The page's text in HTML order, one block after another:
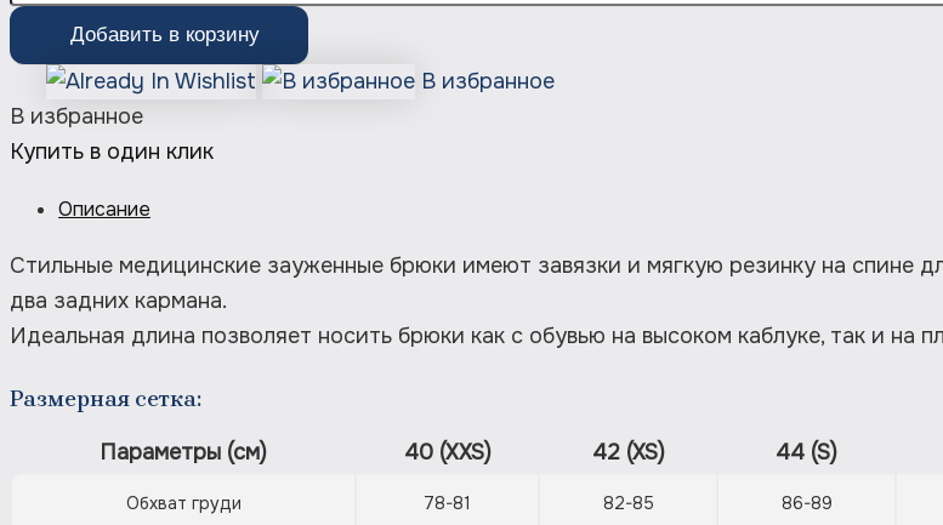
Добавить в корзину
В избранное
В избранное
Купить в один клик
Описание
Стильные медицинские зауженные брюки имеют завязки и мягкую резинку на спине
два задних кармана.
Идеальная длина позволяет носить брюки как с обувью на высоком каблуке, так и на
Размерная сетка:
Параметры (см)
40 (XXS) 42 (XS) 44 (S)
Обхват груди 78-81 82-85 86-89